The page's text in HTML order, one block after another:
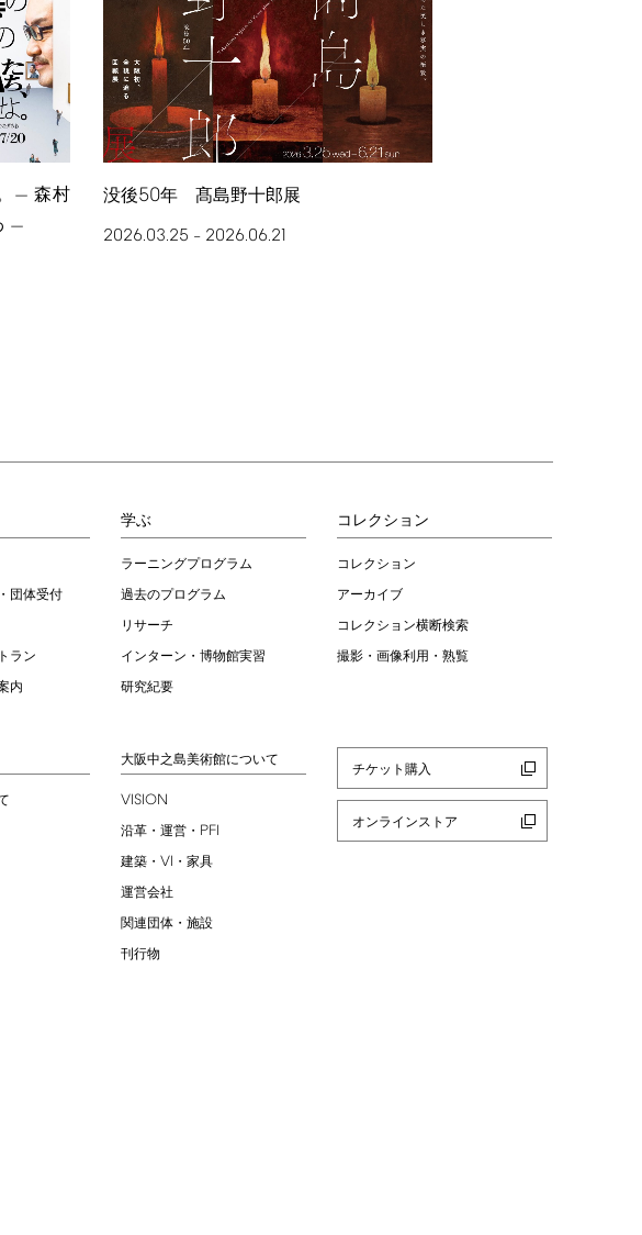
— 森村
—
没後50年 髙島野十郎展
2026.03.25 – 2026.06.21
団体受付
ラン
内
学ぶ
ラーニングプログラム
過去のプログラム
リサーチ
インターン・博物館実習
研究紀要
コレクション
コレクション
アーカイブ
コレクション横断検索
撮影・画像利用・熟覧
大阪中之島美術館について
VISION
沿革・運営・ PFI
建築・ VI ・家具
運営会社
関連団体・施設
刊行物
チケット購入
オンラインストア